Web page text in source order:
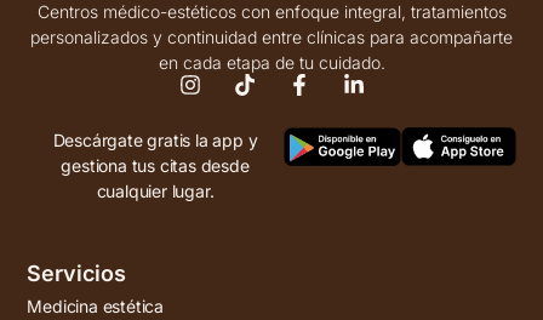
Centros médico-estéticos con enfoque integral, tratamientos
personalizados y continuidad entre clínicas para acompañarte
en cada etapa de tu cuidado.
Descárgate gratis la app y
gestiona tus citas desde
cualquier lugar.
Servicios
Medicina estética